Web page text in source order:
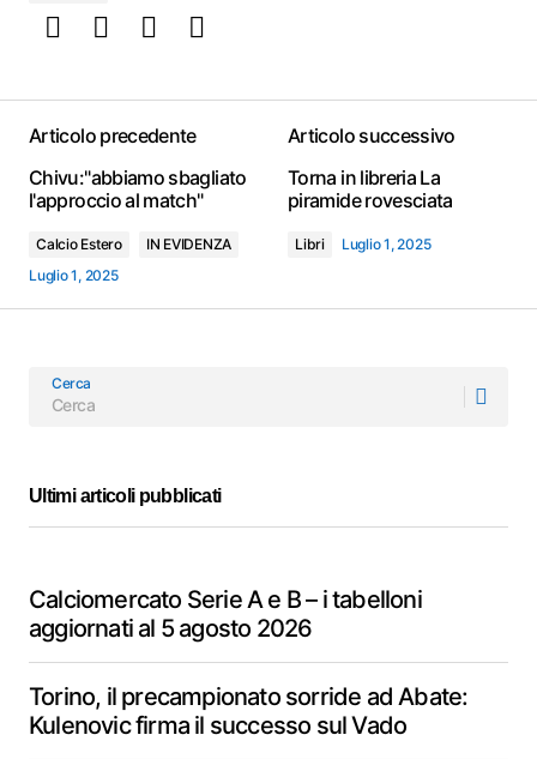
Articolo precedente
Chivu:"abbiamo sbagliato
l'approccio al match"
Calcio Estero
IN EVIDENZA
Luglio 1, 2025
Articolo successivo
Torna in libreria La
piramide rovesciata
Libri Luglio 1, 2025
Cerca
Ultimi articoli pubblicati
Calciomercato Serie A e B – i tabelloni
aggiornati al 5 agosto 2026
Torino, il precampionato sorride ad Abate:
Kulenovic firma il successo sul Vado